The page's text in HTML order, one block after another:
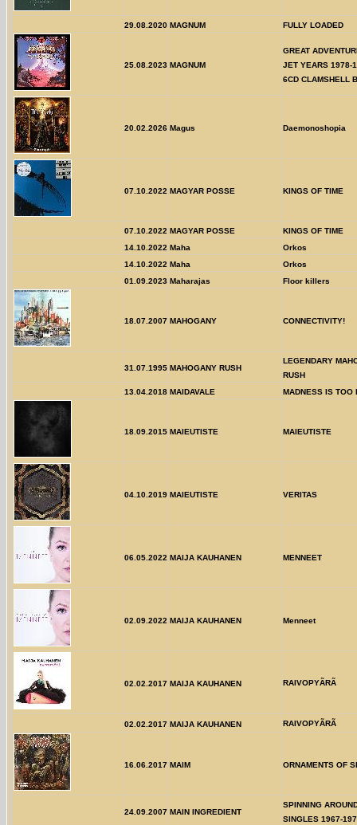
29.08.2020 MAGNUM FULLY LOADED
25.08.2023 MAGNUM
GREAT
JET YEARS 1978-
6CD CLAMSHELL
20.02.2026 Magus Daemonoshopia
07.10.2022 MAGYAR POSSE KINGS OF TIME
07.10.2022 MAGYAR POSSE
KINGS OF TIME
14.10.2022 Maha
Orkos
14.10.2022 Maha
Orkos
01.09.2023 Maharajas Floor killers
18.07.2007 MAHOGANY CONNECTIVITY!
31.07.1995 MAHOGANY RUSH
LEGENDARY
RUSH
13.04.2018 MAIDAVALE MADNESS IS TOO
18.09.2015 MAIEUTISTE MAIEUTISTE
04.10.2019 MAIEUTISTE VERITAS
06.05.2022 MAIJA KAUHANEN MENNEET
02.09.2022 MAIJA KAUHANEN Menneet
02.02.2017 MAIJA KAUHANEN RAIVOPYÃRÃ
02.02.2017 MAIJA KAUHANEN RAIVOPYÃRÃ
16.06.2017 MAIM ORNAMENTS OF
24.09.2007 MAIN INGREDIENT
SPINNING
SINGLES 1967-